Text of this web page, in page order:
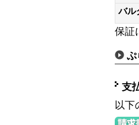
バ
保証
ぷ
支
以下